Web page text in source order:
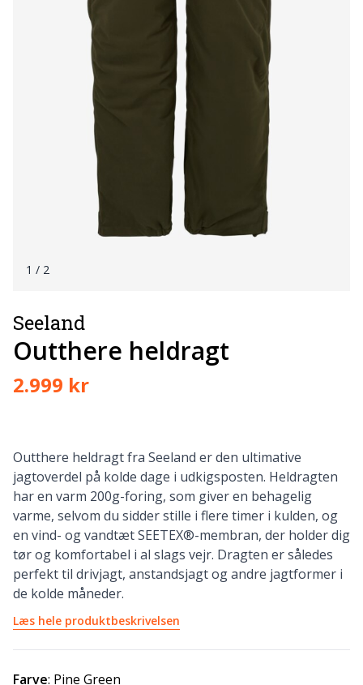
1 / 2
Seeland
Outthere heldragt
2.999 kr
Outthere heldragt fra Seeland er den ultimative
jagtoverdel på kolde dage i udkigsposten. Heldragten
har en varm 200g-foring, som giver en behagelig
varme, selvom du sidder stille i flere timer i kulden, og
en vind- og vandtæt SEETEX®-membran, der holder dig
tør og komfortabel i al slags vejr. Dragten er således
perfekt til drivjagt, anstandsjagt og andre jagtformer i
de kolde måneder.
Læs hele produktbeskrivelsen
Farve: Pine Green